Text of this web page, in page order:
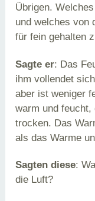
Übrigen.
und welches von
für fein gehalten
Sagte er: Das
ihm vollendet
aber ist weniger
warm und
trocken. Das
als das Warme
Sagten diese:
die Luft?